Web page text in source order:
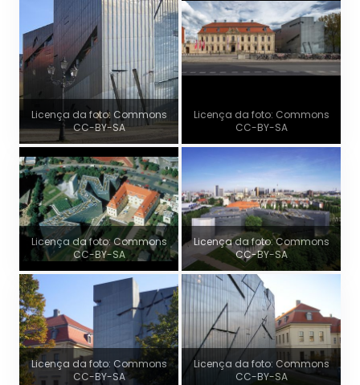
Licença da foto: Commons
CC-BY-SA
Licença da foto: Commons
CC-BY-SA
Licença da foto: Commons
CC-BY-SA
Licença da foto: Commons
CC-BY-SA
Licença da foto: Commons
CC-BY-SA
Licença da foto: Commons
CC-BY-SA